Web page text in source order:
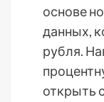
основе
данных,
рубля.
открыть